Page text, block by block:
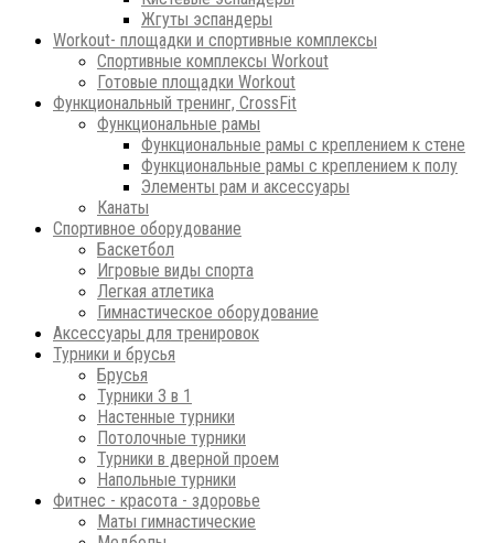
Жгуты эспандеры
Workout- площадки и спортивные комплексы
Спортивные комплексы Workout
Готовые площадки Workout
Функциональный тренинг, CrossFit
Функциональные рамы
Функциональные рамы с креплением к стене
Функциональные рамы с креплением к полу
Элементы рам и аксессуары
Канаты
Спортивное оборудование
Баскетбол
Игровые виды спорта
Легкая атлетика
Гимнастическое оборудование
Аксессуары для тренировок
Турники и брусья
Брусья
Турники 3 в 1
Настенные турники
Потолочные турники
Турники в дверной проем
Напольные турники
Фитнес - красота - здоровье
Маты гимнастические